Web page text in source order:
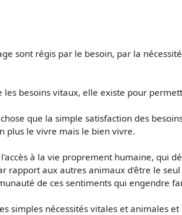
sont régis par le besoin, par la
besoins vitaux, elle existe pour
que la simple satisfaction des
plus le vivre mais le bien vivre.
à la vie proprement humaine, qui
rapport aux autres animaux d'être le
de ces sentiments qui engendre
simples nécessités vitales et animales